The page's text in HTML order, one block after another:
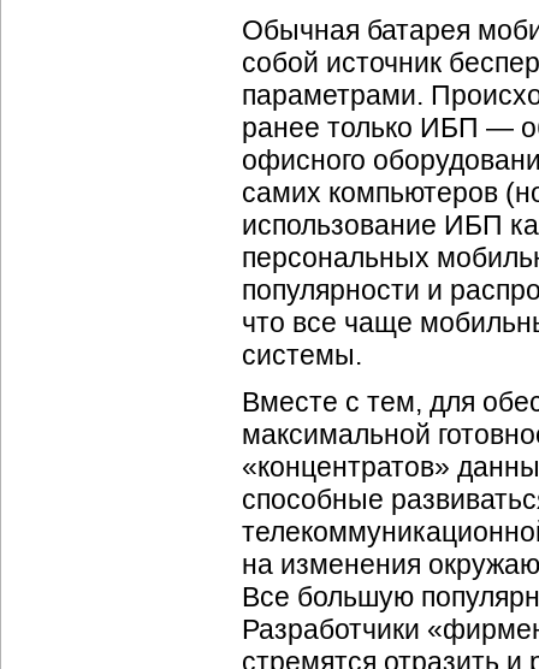
Обычная батарея
собой источник
параметрами.
ранее только ИБП —
офисного
самих компьютеров
использование ИБП
персональных
популярности и
что все чаще
системы.
Вместе с тем, для
максимальной
«концентратов»
способные
на изменения
Все большую
Разработчики
стремятся отразить и